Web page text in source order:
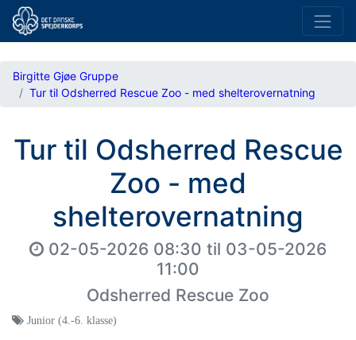
Birgitte Gjøe Gruppe
Tur til Odsherred Rescue Zoo - med shelterovernatning
Tur til Odsherred Rescue
Zoo - med
shelterovernatning
02-05-2026 08:30 til 03-05-2026
11:00
Odsherred Rescue Zoo
Junior (4.-6. klasse)